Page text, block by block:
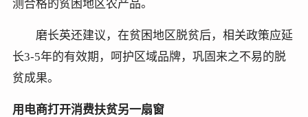
测合格的贫困地区农产品。
磨长英还建议，在贫困地区脱贫后，相关政策应延
长3-5年的有效期，呵护区域品牌，巩固来之不易的脱
贫成果。
用电商打开消费扶贫另一扇窗